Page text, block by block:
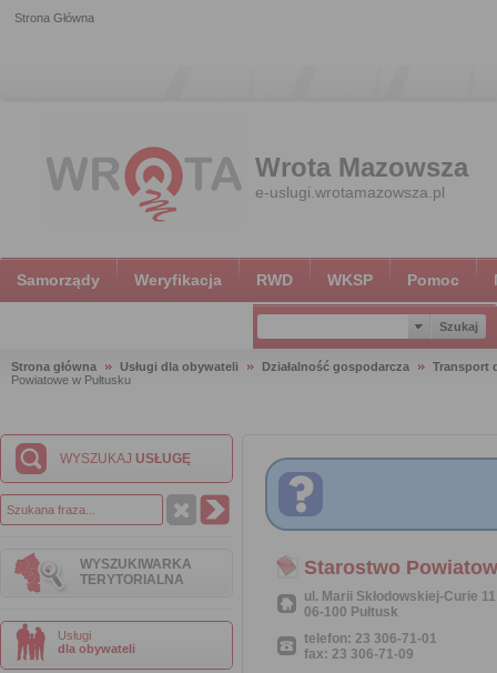
Strona Główna
Wrota Mazowsza
e-uslugi.wrotamazowsza.pl
Samorządy Weryfikacja RWD WKSP Pomoc
Strona główna Usługi dla obywateli Działalność gospodarcza
Transport
Powiatowe w Pułtusku
WYSZUKAJ USŁUGĘ
WYSZUKIWARKA
TERYTORIALNA
Usługi
dla obywateli
Starostwo
ul. Marii Skłodowskiej-Curie 11
06-100 Pułtusk
telefon: 23 306-71-01
fax: 23 306-71-09